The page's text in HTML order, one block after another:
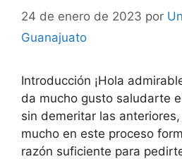
24 de enero de 2023 por
Guanajuato
Introducción ¡Hola
da mucho gusto saludarte
sin demeritar las
mucho en este proceso
razón suficiente para